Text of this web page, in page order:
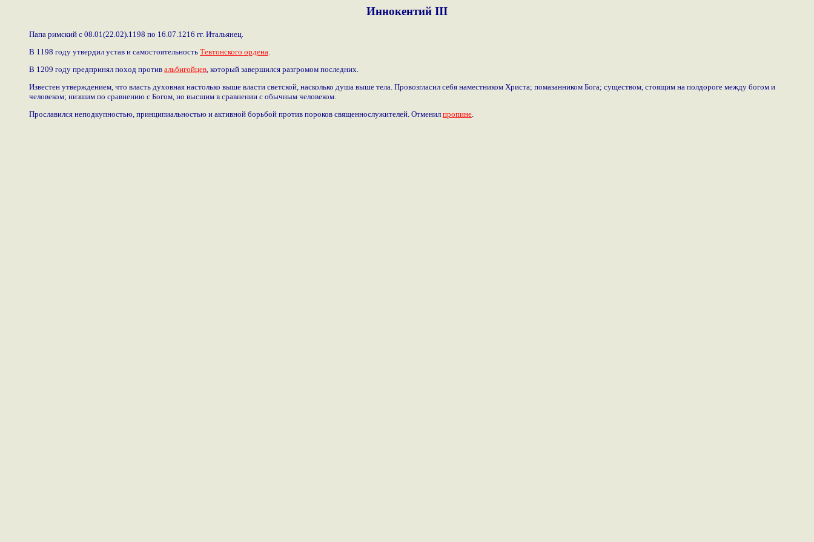
Иннокентий III
Папа римский с 08.01(22.02).1198 по 16.07.1216 гг. Итальянец.
В 1198 году утвердил устав и самостоятельность Тевтонского ордена
В 1209 году предпринял поход против альбигойцев , который завершился разгромом последних.
Известен утверждением, что власть духовная настолько выше власти светской, насколько душа выше тела. Провозгласил себя наместником Христа; помазанником Бога; существом, стоящим на полдороге между богом и
человеком; низшим по сравнению с Богом, но высшим в сравнении с обычным человеком.
Прославился неподкупностью, принципиальностью и активной борьбой против пороков священнослужителей. Отменил пропине